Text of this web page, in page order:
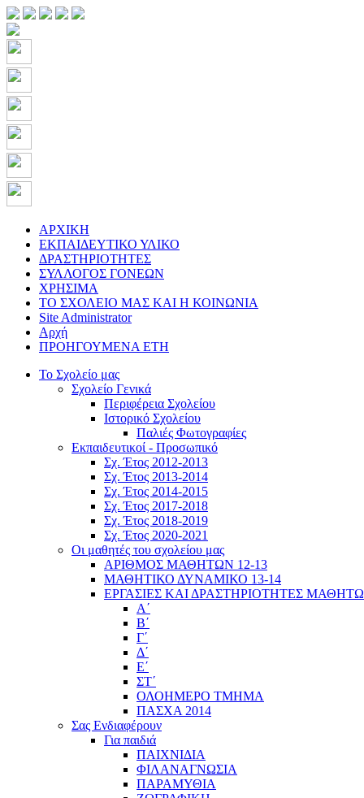
ΑΡΧΙΚΗ
ΕΚΠΑΙΔΕΥΤΙΚΟ ΥΛΙΚΟ
ΔΡΑΣΤΗΡΙΟΤΗΤΕΣ
ΣΥΛΛΟΓΟΣ ΓΟΝΕΩΝ
ΧΡΗΣΙΜΑ
ΤΟ ΣΧΟΛΕΙΟ ΜΑΣ ΚΑΙ Η ΚΟΙΝΩΝΙΑ
Site Administrator
Αρχή
ΠΡΟΗΓΟΥΜΕΝΑ ΕΤΗ
Το Σχολείο μας
Σχολείο Γενικά
Περιφέρεια Σχολείου
Ιστορικό Σχολείου
Παλιές Φωτογραφίες
Εκπαιδευτικοί - Προσωπικό
Σχ. Έτος 2012-2013
Σχ. Έτος 2013-2014
Σχ. Έτος 2014-2015
Σχ. Έτος 2017-2018
Σχ. Έτος 2018-2019
Σχ. Έτος 2020-2021
Οι μαθητές του σχολείου μας
ΑΡΙΘΜΟΣ ΜΑΘΗΤΩΝ 12-13
ΜΑΘΗΤΙΚΟ ΔΥΝΑΜΙΚΟ 13-14
ΕΡΓΑΣΙΕΣ ΚΑΙ ΔΡΑΣΤΗΡΙΟΤΗΤΕΣ
Α΄
Β΄
Γ΄
Δ΄
Ε΄
ΣΤ΄
ΟΛΟΗΜΕΡΟ ΤΜΗΜΑ
ΠΑΣΧΑ 2014
Σας Ενδιαφέρουν
Για παιδιά
ΠΑΙΧΝΙΔΙΑ
ΦΙΛΑΝΑΓΝΩΣΙΑ
ΠΑΡΑΜΥΘΙΑ